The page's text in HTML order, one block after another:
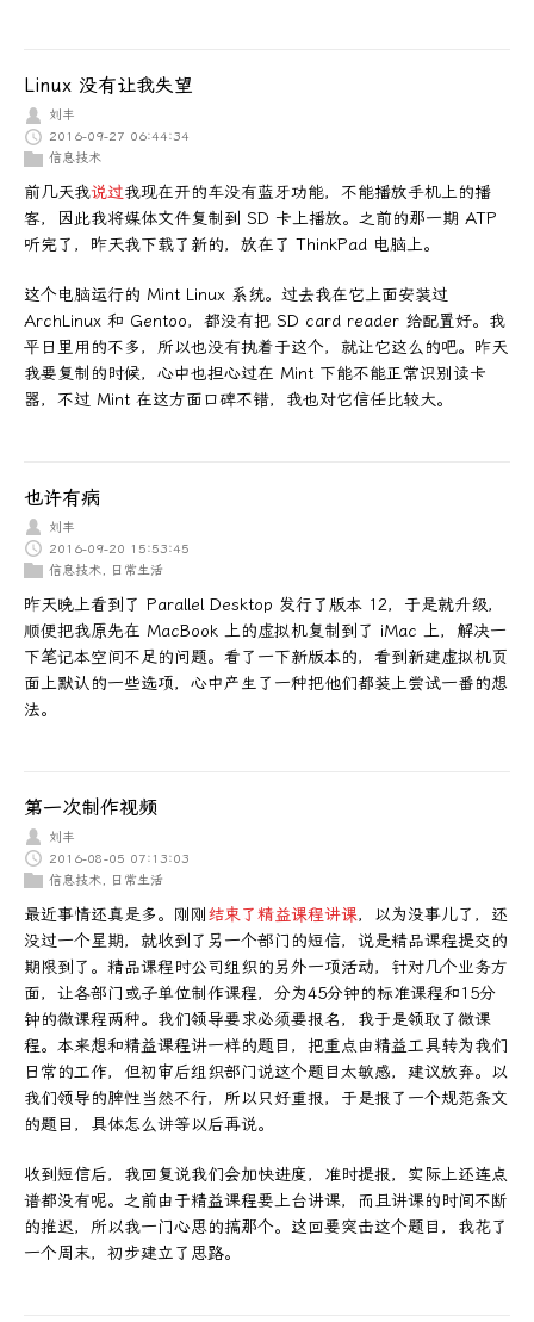
Linux 没有让我失望
刘丰
2016-09-27 06:44:34
信息技术
前几天我说过我现在开的车没有蓝牙功能，不能播放手机上的播
客，因此我将媒体文件复制到 SD 卡上播放。之前的那一期 ATP
听完了，昨天我下载了新的，放在了 ThinkPad 电脑上。
这个电脑运行的 Mint Linux 系统。过去我在它上面安装过
ArchLinux 和 Gentoo，都没有把 SD card reader 给配置好。我
平日里用的不多，所以也没有执着于这个，就让它这么的吧。昨天
我要复制的时候，心中也担心过在 Mint 下能不能正常识别读卡
器，不过 Mint 在这方面口碑不错，我也对它信任比较大。
也许有病
刘丰
2016-09-20 15:53:45
信息技术, 日常生活
昨天晚上看到了 Parallel Desktop 发行了版本 12，于是就升级，
顺便把我原先在 MacBook 上的虚拟机复制到了 iMac 上，解决一
下笔记本空间不足的问题。看了一下新版本的，看到新建虚拟机页
面上默认的一些选项，心中产生了一种把他们都装上尝试一番的想
法。
第一次制作视频
刘丰
2016-08-05 07:13:03
信息技术
日常生活
最近事情还真是多。刚刚 结束了精益课程讲课，以为没事儿了，还
没过一个星期，就收到了另一个部门的短信，说是精品课程提交的
期限到了。精品课程时公司组织的另外一项活动，针对几个业务方
面，让各部门或子单位制作课程，分为45分钟的标准课程和15分
钟的微课程两种。我们领导要求必须要报名，我于是领取了微课
程。本来想和精益课程讲一样的题目，把重点由精益工具转为我们
日常的工作，但初审后组织部门说这个题目太敏感，建议放弃。以
我们领导的脾性当然不行，所以只好重报，于是报了一个规范条文
的题目，具体怎么讲等以后再说。
收到短信后，我回复说我们会加快进度，准时提报，实际上还连点
谱都没有呢。之前由于精益课程要上台讲课，而且讲课的时间不断
的推迟，所以我一门心思的搞那个。这回要突击这个题目，我花了
一个周末，初步建立了思路。